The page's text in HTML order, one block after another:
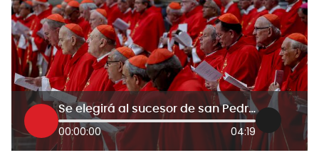
Se elegirá al sucesor de san Pedro, no de Francisco, evitemos pensar así: padre Christian Sáenz
00:00:00 04:19